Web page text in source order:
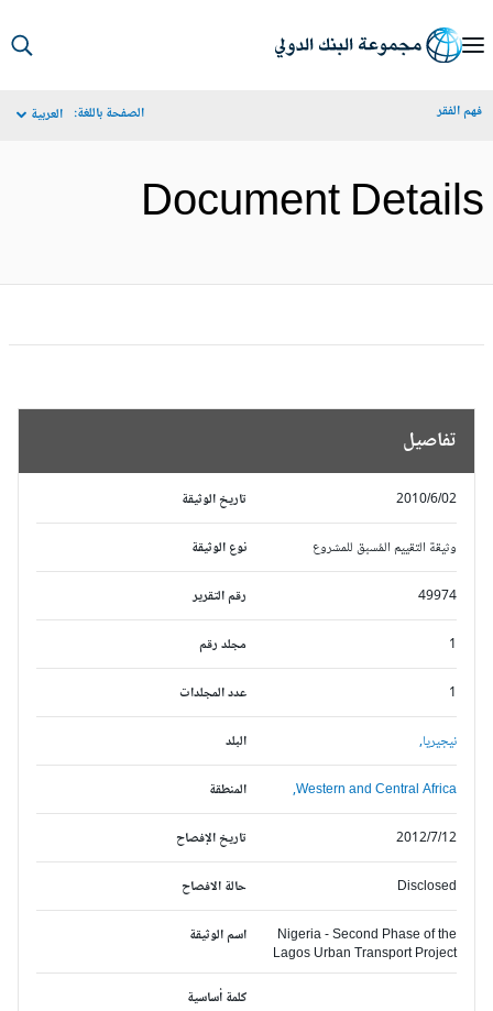
الفقر الصفحة باللغة: العربية
Document
تفاصيل
تاريخ الوثيقة 2010/6/02
نوع الوثيقة وثيقة التقييم المُسبق للمشروع
رقم التقرير 49974
مجلد رقم
عدد المجلدات
البلد نيجيريا,
المنطقة Western and Central Africa,
تاريخ الإفصاح 2012/7/12
حالة الافصاح Disclosed
اسم الوثيقة
Nigeria - Second Phase of the
Lagos Urban Transport Project
كلمة أساسية